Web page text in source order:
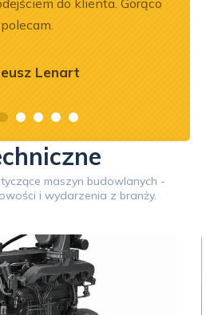
polecam.
Lenart
maszyn budowlanych -
i wydarzenia z branży.